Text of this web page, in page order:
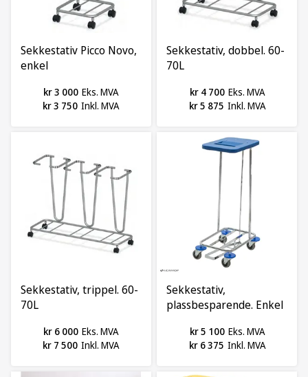
Sekkestativ Picco Novo,
enkel
kr 3 000 Eks. MVA
kr 3 750 Inkl. MVA
Sekkestativ, dobbel. 60-
70L
kr 4 700 Eks. MVA
kr 5 875 Inkl. MVA
Sekkestativ, trippel. 60-
70L
kr 6 000 Eks. MVA
kr 7 500 Inkl. MVA
Sekkestativ,
plassbesparende. Enkel
kr 5 100 Eks. MVA
kr 6 375 Inkl. MVA